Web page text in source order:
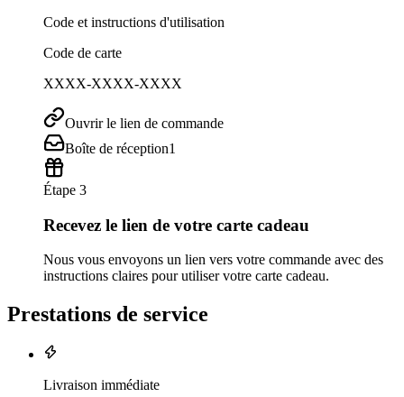
Code et instructions d'utilisation
Code de carte
XXXX-XXXX-XXXX
Ouvrir le lien de commande
Boîte de réception1
Étape 3
Recevez le lien de votre carte cadeau
Nous vous envoyons un lien vers votre commande avec des
instructions claires pour utiliser votre carte cadeau.
Prestations de service
Livraison immédiate